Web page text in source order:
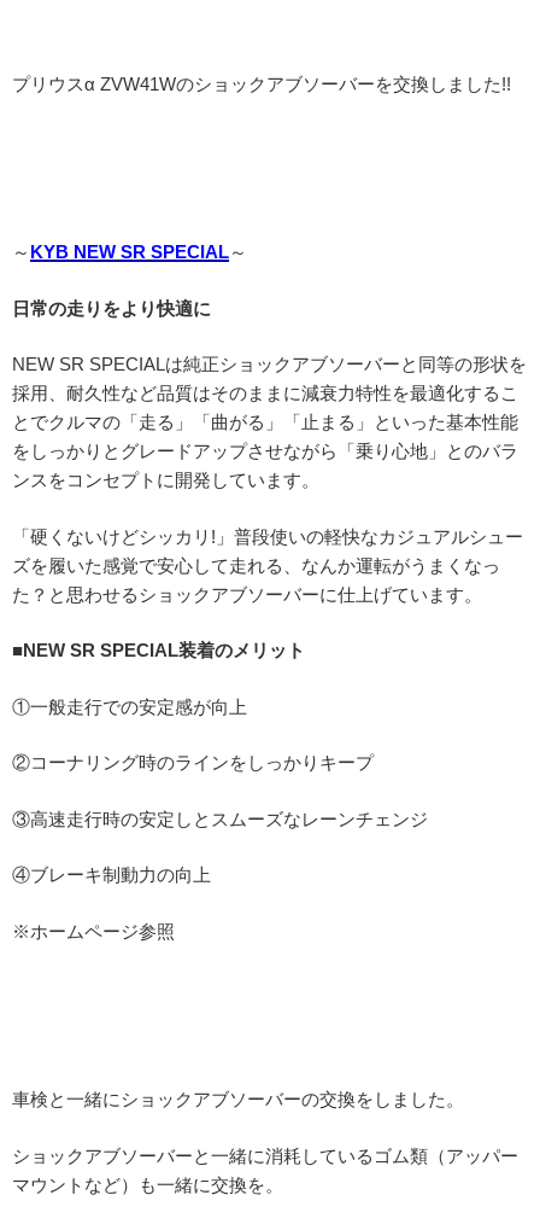
プリウスα ZVW41Wのショックアブソーバーを交換しました!!
～ KYB NEW SR SPECIAL～
日常の走りをより快適に
NEW SR SPECIALは純正ショックアブソーバーと同等の形状を
採用、耐久性など品質はそのままに減衰力特性を最適化するこ
とでクルマの「走る」「曲がる」「止まる」といった基本性能
をしっかりとグレードアップさせながら「乗り心地」とのバラ
ンスをコンセプトに開発しています。
「硬くないけどシッカリ!」普段使いの軽快なカジュアルシュー
ズを履いた感覚で安心して走れる、なんか運転がうまくなっ
た？と思わせるショックアブソーバーに仕上げています。
■NEW SR SPECIAL装着のメリット
①一般走行での安定感が向上
②コーナリング時のラインをしっかりキープ
③高速走行時の安定しとスムーズなレーンチェンジ
④ブレーキ制動力の向上
※ホームページ参照
車検と一緒にショックアブソーバーの交換をしました。
ショックアブソーバーと一緒に消耗しているゴム類（アッパー
マウントなど）も一緒に交換を。